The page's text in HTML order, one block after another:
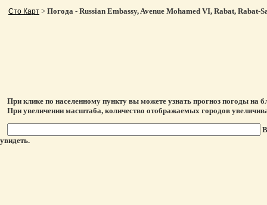
Сто Карт > Погода - Russian Embassy, Avenue Mohamed VI, Rabat,
При клике по населенному пункту вы можете узнать прогноз погоды на
При увеличении масштаба, количество отображаемых городов
увидеть.